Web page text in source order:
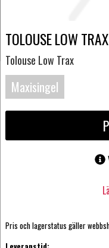
TOLOUSE LOW
Tolouse Low Trax
Maxisingel
Pris och lagerstatus gäller